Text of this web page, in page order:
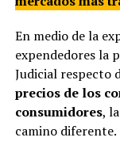
En medio de la
expendedores la
Judicial respecto
precios de los
consumidores,
camino diferente.